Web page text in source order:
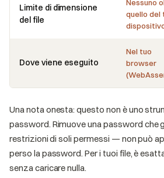
Limite di dimensione
del file
Nessuno
quello del
Dove viene eseguito
Nel tuo
browser
Una nota onesta: questo non è uno
password. Rimuove una password che
restrizioni di soli permessi — non può
perso la password. Per i tuoi file, è
senza caricare nulla.